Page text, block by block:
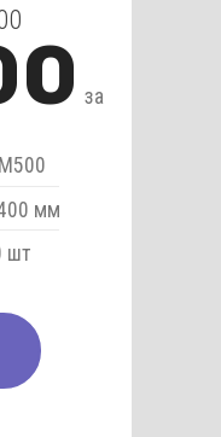
за
мм
шт